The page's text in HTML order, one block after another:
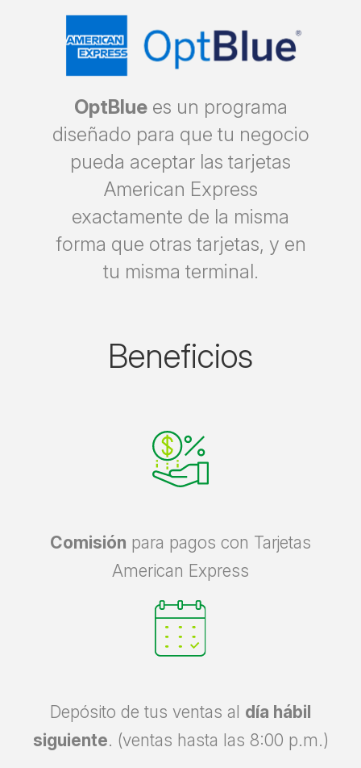
OptBluees un programa
diseñado para que tu negocio
pueda aceptar las tarjetas
American Express
exactamente de la misma
forma que otras tarjetas, y en
tu misma terminal.
Beneficios
Comisión para pagos con Tarjetas
American Express
Depósito de tus ventas al día hábil
siguiente. (ventas hasta las 8:00 p.m.)